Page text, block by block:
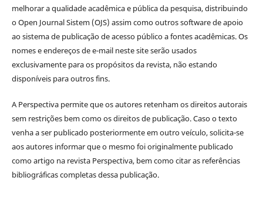
melhorar a qualidade acadêmica e pública da pesquisa, distribuindo
o Open Journal Sistem (OJS) assim como outros software de apoio
ao sistema de publicação de acesso público a fontes acadêmicas. Os
nomes e endereços de e-mail neste site serão usados
exclusivamente para os propósitos da revista, não estando
disponíveis para outros fins.
A Perspectiva permite que os autores retenham os direitos autorais
sem restrições bem como os direitos de publicação. Caso o texto
venha a ser publicado posteriormente em outro veículo, solicita-se
aos autores informar que o mesmo foi originalmente publicado
como artigo na revista Perspectiva, bem como citar as referências
bibliográficas completas dessa publicação.